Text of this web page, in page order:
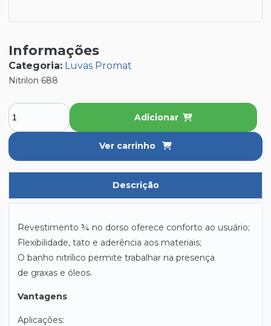
Informações
Categoria: Luvas Promat
Nitrilon 688
Adicionar
Ver carrinho
Descrição
Revestimento ¾ no dorso oferece conforto ao usuário;
Flexibilidade, tato e aderência aos materiais;
O banho nitrílico permite trabalhar na presença
de graxas e óleos.
Vantagens
Aplicações: